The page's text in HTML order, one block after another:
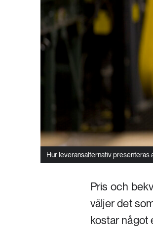
Hur leveransalternativ presenteras
Pris och
väljer det
kostar något